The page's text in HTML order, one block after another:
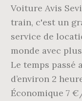
Voiture Avis
train, c'est un
service de
monde avec
Le temps passé
d’environ 2
Économique 7